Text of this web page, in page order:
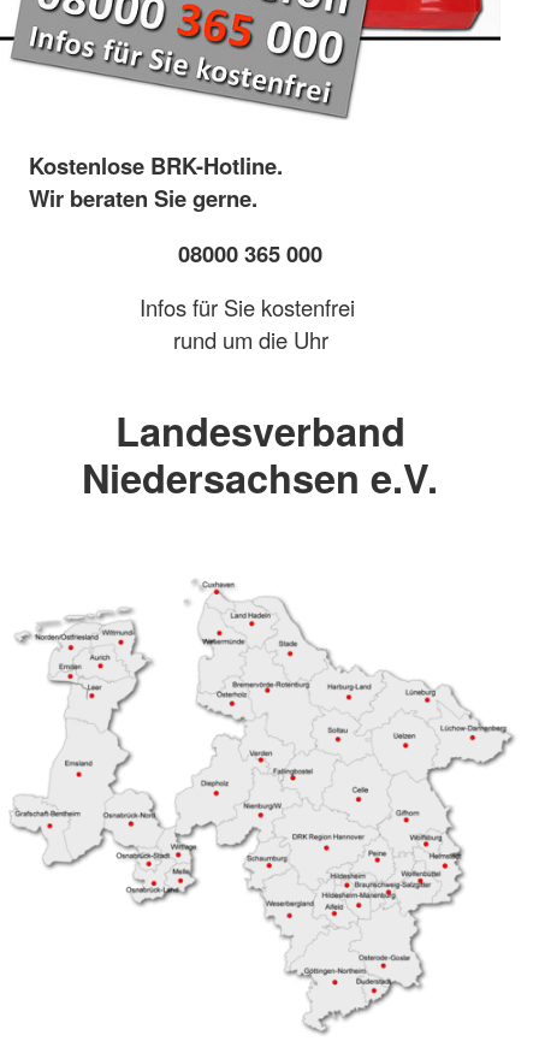
Kostenlose BRK-Hotline.
Wir beraten Sie gerne.
08000 365 000
Infos für Sie kostenfrei
rund um die Uhr
Landesverband
Niedersachsen e.V.